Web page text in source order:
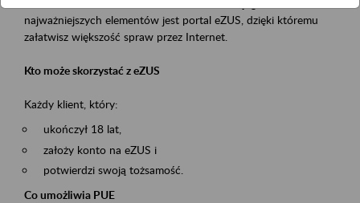
najważniejszych elementów jest portal eZUS, dzięki któremu
załatwisz większość spraw przez Internet.
Kto może skorzystać z eZUS
Każdy klient, który:
ukończył 18 lat,
założy konto na eZUS i
potwierdzi swoją tożsamość.
Co umożliwia PUE